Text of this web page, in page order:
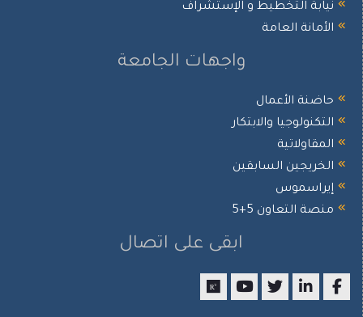
التخطيط و الإستشراف
العامة
واجهات الجامعة
الأعمال
والابتكار
السابقين
التعاون 5+5
ابقى على اتصال